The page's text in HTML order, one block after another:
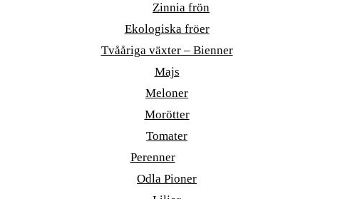
Zinnia frön
Ekologiska fröer
Tvååriga växter – Bienner
Majs
Meloner
Morötter
Tomater
Perenner
Odla Pioner